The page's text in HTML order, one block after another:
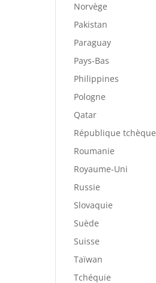
Norvège
Pakistan
Paraguay
Pays-Bas
Philippines
Pologne
Qatar
République tchèque
Roumanie
Royaume-Uni
Russie
Slovaquie
Suède
Suisse
Taïwan
Tchéquie